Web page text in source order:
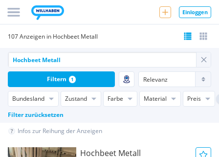
Einloggen
107 Anzeigen in Hochbeet Metall
Bundesland Zustand Farbe Material
Preis
Filter zurücksetzen
Filtern 1
Infos zur Reihung der Anzeigen
Hochbeet Metall